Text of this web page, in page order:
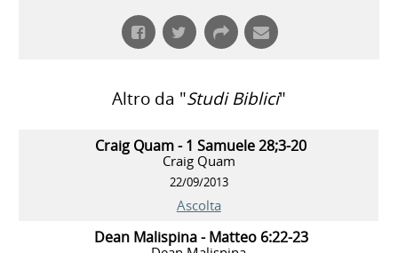
Altro da "Studi Biblici"
Craig Quam - 1 Samuele 28;3-20
Craig Quam
22/09/2013
Ascolta
Dean Malispina - Matteo 6:22-23